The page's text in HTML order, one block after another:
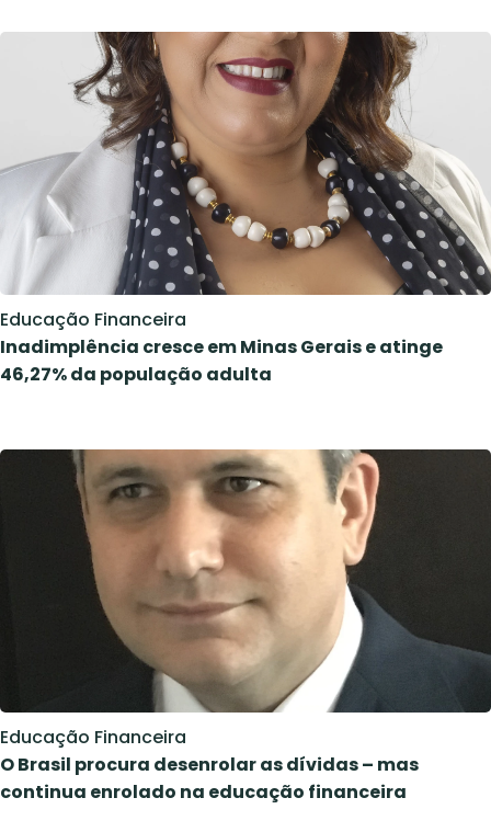
Educação Financeira
Inadimplência cresce em Minas Gerais e atinge
46,27% da população adulta
Educação Financeira
O Brasil procura desenrolar as dívidas – mas
continua enrolado na educação financeira